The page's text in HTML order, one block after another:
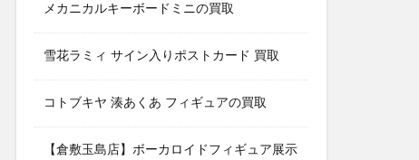
メカニカルキーボードミニの買取
雪花ラミィ サイン入りポストカード 買取
コトブキヤ 湊あくあ フィギュアの買取
【倉敷玉島店】ボーカロイドフィギュア展示